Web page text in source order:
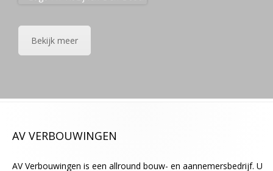
Bekijk meer
AV VERBOUWINGEN
AV Verbouwingen is een allround bouw- en aannemersbedrijf. U